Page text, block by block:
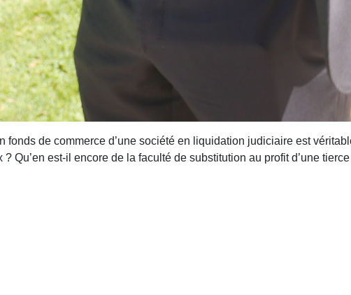
fonds de commerce d’une société en liquidation judiciaire est
Qu’en est-il encore de la faculté de substitution au profit d’une